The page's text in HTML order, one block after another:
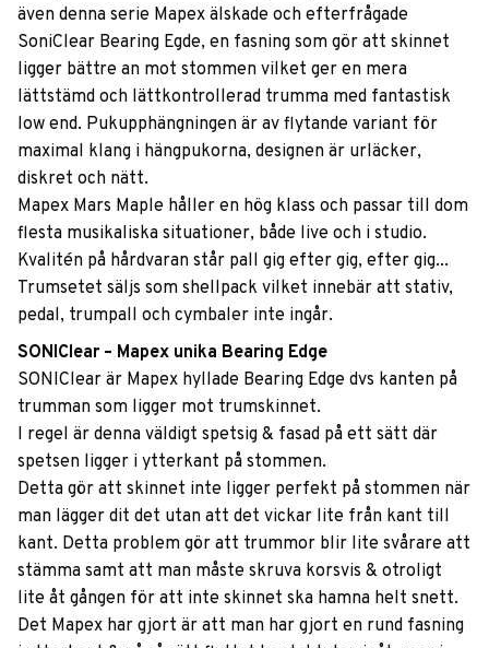
även denna serie Mapex älskade och efterfrågade
SoniClear Bearing Egde, en fasning som gör att skinnet
ligger bättre an mot stommen vilket ger en mera
lättstämd och lättkontrollerad trumma med fantastisk
low end. Pukupphängningen är av flytande variant för
maximal klang i hängpukorna, designen är urläcker,
diskret och nätt.
Mapex Mars Maple håller en hög klass och passar till dom
flesta musikaliska situationer, både live och i studio.
Kvalitén på hårdvaran står pall gig efter gig, efter gig...
Trumsetet säljs som shellpack vilket innebär att stativ,
pedal, trumpall och cymbaler inte ingår.
SONIClear – Mapex unika Bearing Edge
SONIClear är Mapex hyllade Bearing Edge dvs kanten på
trumman som ligger mot trumskinnet.
I regel är denna väldigt spetsig & fasad på ett sätt där
spetsen ligger i ytterkant på stommen.
Detta gör att skinnet inte ligger perfekt på stommen när
man lägger dit det utan att det vickar lite från kant till
kant. Detta problem gör att trummor blir lite svårare att
stämma samt att man måste skruva korsvis & otroligt
lite åt gången för att inte skinnet ska hamna helt snett.
Det Mapex har gjort är att man har gjort en rund fasning